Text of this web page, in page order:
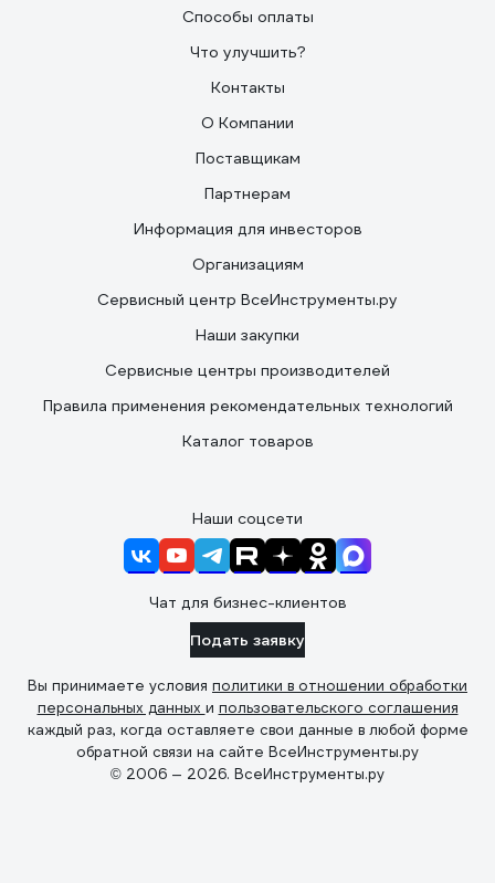
Способы оплаты
Что улучшить?
Контакты
О Компании
Поставщикам
Партнерам
Информация для инвесторов
Организациям
Сервисный центр ВсеИнструменты.ру
Наши закупки
Сервисные центры производителей
Правила применения рекомендательных технологий
Каталог товаров
Наши соцсети
Чат для бизнес-клиентов
Подать заявку
Вы принимаете условия политики в отношении обработки
персональных данных и пользовательского соглашения
каждый раз, когда оставляете свои данные в любой форме
обратной связи на сайте ВсеИнструменты.ру
© 2006 — 2026. ВсеИнструменты.ру